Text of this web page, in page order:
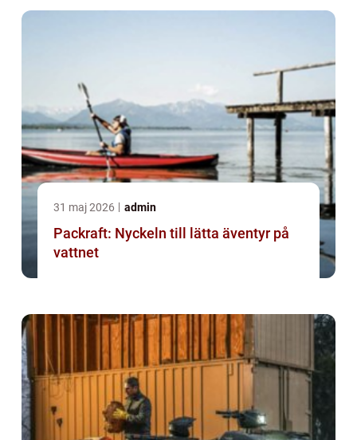
31 maj 2026 admin
Packraft: Nyckeln till lätta äventyr på
vattnet